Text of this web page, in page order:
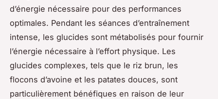
d’énergie nécessaire pour des performances
optimales. Pendant les séances d’entraînement
intense, les glucides sont métabolisés pour fournir
l’énergie nécessaire à l’effort physique. Les
glucides complexes, tels que le riz brun, les
flocons d’avoine et les patates douces, sont
particulièrement bénéfiques en raison de leur